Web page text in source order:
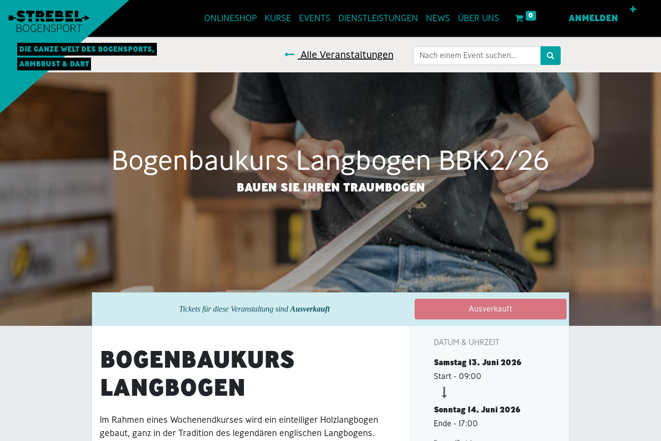
DIE GANZE WELT DES BOGENSPORTS,
ARMBRUST & DART
ONLINESHOP KURSE EVENTS DIENSTLEISTUNGEN NEWS ÜBER UNS 0 ANMELDEN
Alle Veranstaltungen
Bogenbaukurs Langbogen BBK2/26
BAUEN SIE IHREN TRAUMBOGEN
Tickets für diese Veranstaltung sindAusverkauft Ausverkauft
BOGENBAUKURS
LANGBOGEN
Im Rahmen eines Wochenendkurses wird ein einteiliger Holzlangbogen
gebaut, ganz in der Tradition des legendären englischen Langbogens.
DATUM & UHRZEIT
Samstag 13. Juni 2026
Start - 09:00
Sonntag 14. Juni 2026
Ende - 17:00